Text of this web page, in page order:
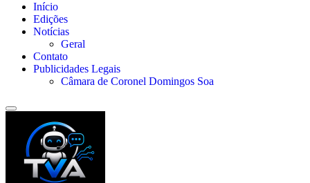
Início
Edições
Notícias
Geral
Contato
Publicidades Legais
Câmara de Coronel Domingos Soa